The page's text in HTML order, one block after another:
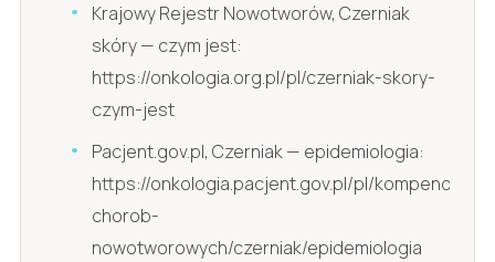
Krajowy Rejestr Nowotworów, Czerniak
skóry — czym jest:
https://onkologia.org.pl/pl/czerniak-skory-
czym-jest
Pacjent.gov.pl, Czerniak — epidemiologia:
https://onkologia.pacjent.gov.pl/pl/kompendium-
chorob-
nowotworowych/czerniak/epidemiologia